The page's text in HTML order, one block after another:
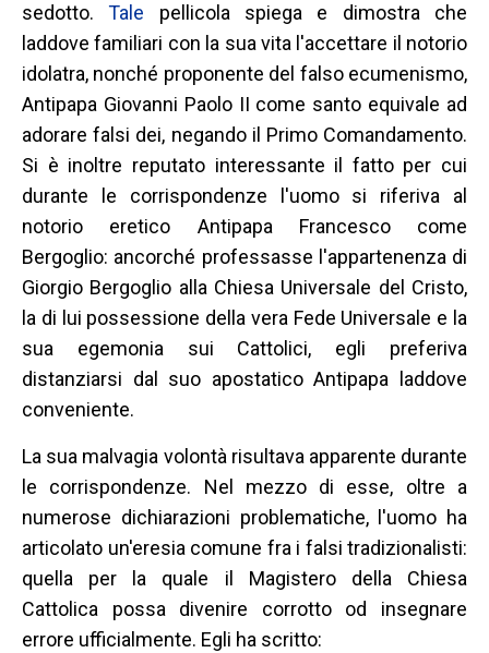
sedotto.Tale pellicola spiega e dimostra che
laddove familiari con la sua vita l'accettare il notorio
idolatra, nonché proponente del falso ecumenismo,
Antipapa Giovanni Paolo II come santo equivale ad
adorare falsi dei, negando il Primo Comandamento.
Si è inoltre reputato interessante il fatto per cui
durante le corrispondenze l'uomo si riferiva al
notorio eretico Antipapa Francesco come
Bergoglio: ancorché professasse l'appartenenza di
Giorgio Bergoglio alla Chiesa Universale del Cristo,
la di lui possessione della vera Fede Universale e la
sua egemonia sui Cattolici, egli preferiva
distanziarsi dal suo apostatico Antipapa laddove
conveniente.
La sua malvagia volontà risultava apparente durante
le corrispondenze. Nel mezzo di esse, oltre a
numerose dichiarazioni problematiche, l'uomo ha
articolato un'eresia comune fra i falsi tradizionalisti:
quella per la quale il Magistero della Chiesa
Cattolica possa divenire corrotto od insegnare
errore ufficialmente. Egli ha scritto: